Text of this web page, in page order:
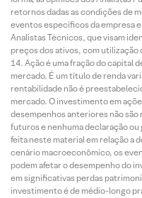
retornos dadas as condições de
eventos específicos da empresa
Analistas Técnicos, que visam
preços dos ativos, com utilização
Ação é uma fração do capital
mercado. É um título de renda
rentabilidade não é
mercado. O investimento em
desempenhos anteriores não
futuros e nenhuma declaração
feita neste material em relação a
cenário macroeconômico, os
podem afetar o desempenho do
em significativas perdas
investimento é de médio-longo